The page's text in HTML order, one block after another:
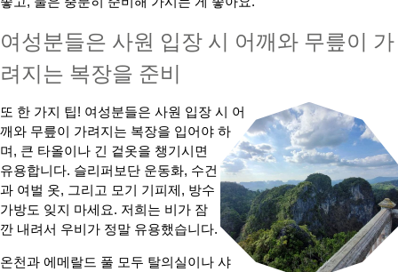
여성분들은 사원 입장 시 어깨와 무릎이 가
려지는 복장을 준비
또 한 가지 팁! 여성분들은 사원 입장 시 어
깨와 무릎이 가려지는 복장을 입어야 하
며, 큰 타올이나 긴 겉옷을 챙기시면
유용합니다. 슬리퍼보단 운동화, 수건
과 여벌 옷, 그리고 모기 기피제, 방수
가방도 잊지 마세요. 저희는 비가 잠
깐 내려서 우비가 정말 유용했습니다.
온천과 에메랄드 풀 모두 탈의실이나 샤